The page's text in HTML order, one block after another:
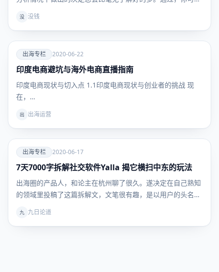
没 没钱
爱
出海专
栏
出海专栏 2020-06-22
印度电商避坑与海外电商直播指南
印度电商现状与切入点 1.1印度电商现状与创业者的挑战 现
在，…
出 出海运营
爱
出海专
栏
出海专栏 2020-06-17
7天7000字拆解社交软件Yalla 揭它横扫中东的玩法
出海圈的产品人，和论主在杭州聊了很久。遂决定在自己熟知
的领域里投稿了这篇拆解文，文笔很有趣，是以用户的头名人
九 九日论道